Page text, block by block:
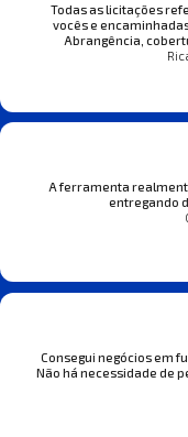
Todas as licitações
vocês e
Abrangência,
A ferramenta
entregando
Consegui negócios em
Não há necessidade de